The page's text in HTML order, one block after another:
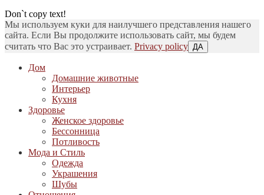
Don`t copy text!
Мы используем куки для наилучшего представления нашего
сайта. Если Вы продолжите использовать сайт, мы будем
считать что Вас это устраивает. Privacy policy ДА
Дом
Домашние животные
Интерьер
Кухня
Здоровье
Женское здоровье
Бессонница
Потливость
Мода и Стиль
Одежда
Украшения
Шубы